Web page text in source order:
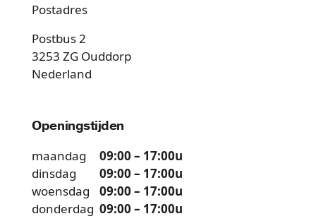
Postadres
Postbus2
3253 ZG Ouddorp
Nederland
Openingstijden
maandag 09:00– 17:00u
dinsdag
09:00– 17:00u
woensdag
09:00– 17:00u
donderdag 09:00– 17:00u